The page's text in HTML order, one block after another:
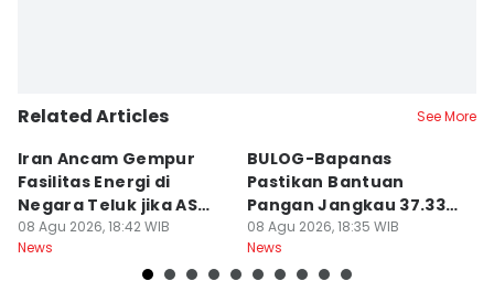
Related Articles See More
Iran Ancam Gempur
Fasilitas Energi di
Negara Teluk jika AS
Menyerang
08 Agu 2026, 18:42 WIB
News
BULOG-Bapanas
Pastikan Bantuan
Pangan Jangkau 37.338
Penerima di Alor
08 Agu 2026, 18:35 WIB
News